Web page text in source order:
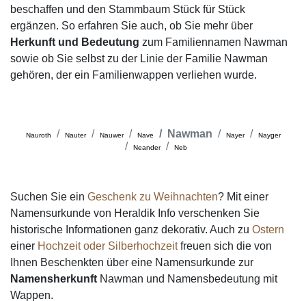
beschaffen und den Stammbaum Stück für Stück
ergänzen. So erfahren Sie auch, ob Sie mehr über
Herkunft und Bedeutung zum Familiennamen Nawman
sowie ob Sie selbst zu der Linie der Familie Nawman
gehören, der ein Familienwappen verliehen wurde.
Nauroth Nauter Nauwer Nave Nawman Nayer
Nayger
Neander
Neb
Suchen Sie ein Geschenk zu Weihnachten? Mit einer
Namensurkunde von Heraldik Info verschenken Sie
historische Informationen ganz dekorativ. Auch zu Ostern
einer Hochzeit oder Silberhochzeitfreuen sich die von
Ihnen Beschenkten über eine Namensurkunde zur
Namensherkunft Nawman und Namensbedeutung mit
Wappen.